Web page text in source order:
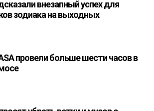
внезапный успех для
зодиака на выходных
провели больше шести часов в